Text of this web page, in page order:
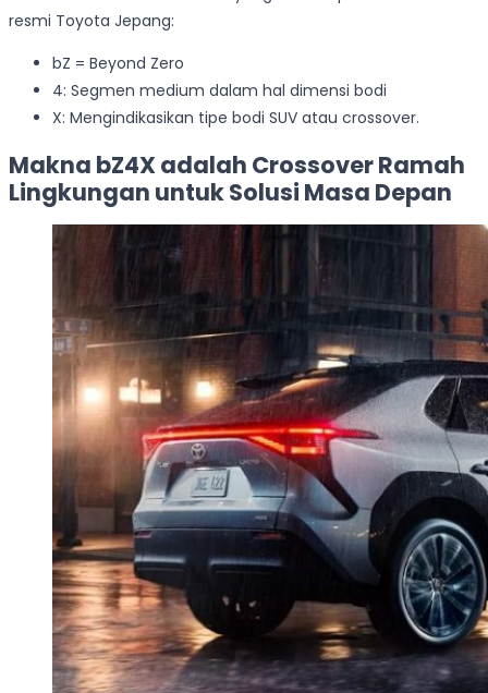
resmi Toyota Jepang:
bZ = Beyond Zero
4: Segmen medium dalam hal dimensi bodi
X: Mengindikasikan tipe bodi SUV atau crossover.
Makna bZ4X adalah Crossover Ramah
Lingkungan untuk Solusi Masa Depan